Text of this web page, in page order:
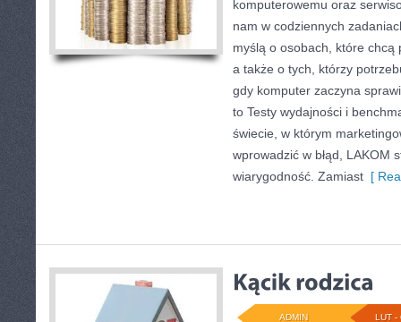
komputerowemu oraz
nam w codziennych
myślą o osobach, które
a także o tych, którzy
gdy komputer zaczyna
to Testy wydajności i
świecie, w którym
wprowadzić w błąd, LAKOM
wiarygodność. Zamiast [
LUT -
ADMIN